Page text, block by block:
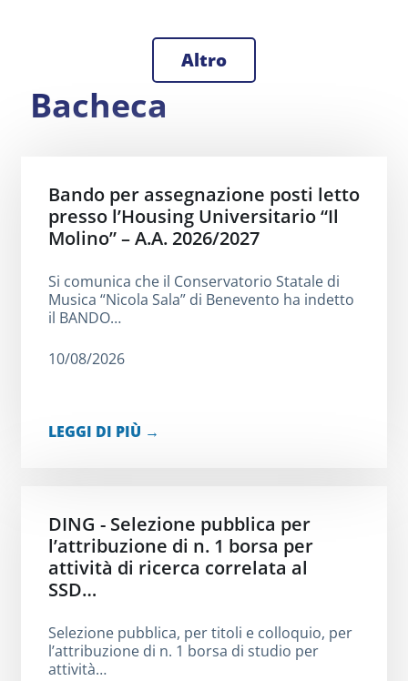
Altro
Bacheca
Bando per assegnazione posti letto
presso l’Housing Universitario “Il
Molino” – A.A. 2026/2027
Si comunica che il Conservatorio Statale di
Musica “Nicola Sala” di Benevento ha indetto
il BANDO…
10/08/2026
LEGGI DI PIÙ →
DING - Selezione pubblica per
l’attribuzione di n. 1 borsa per
attività di ricerca correlata al
SSD…
Selezione pubblica, per titoli e colloquio, per
l’attribuzione di n. 1 borsa di studio per
attività…